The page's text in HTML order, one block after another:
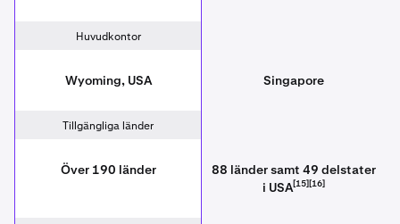
Huvudkontor
Wyoming, USA Singapore
Tillgängliga länder
Över 190 länder
88 länder samt 49 delstater
i USA[15][16]